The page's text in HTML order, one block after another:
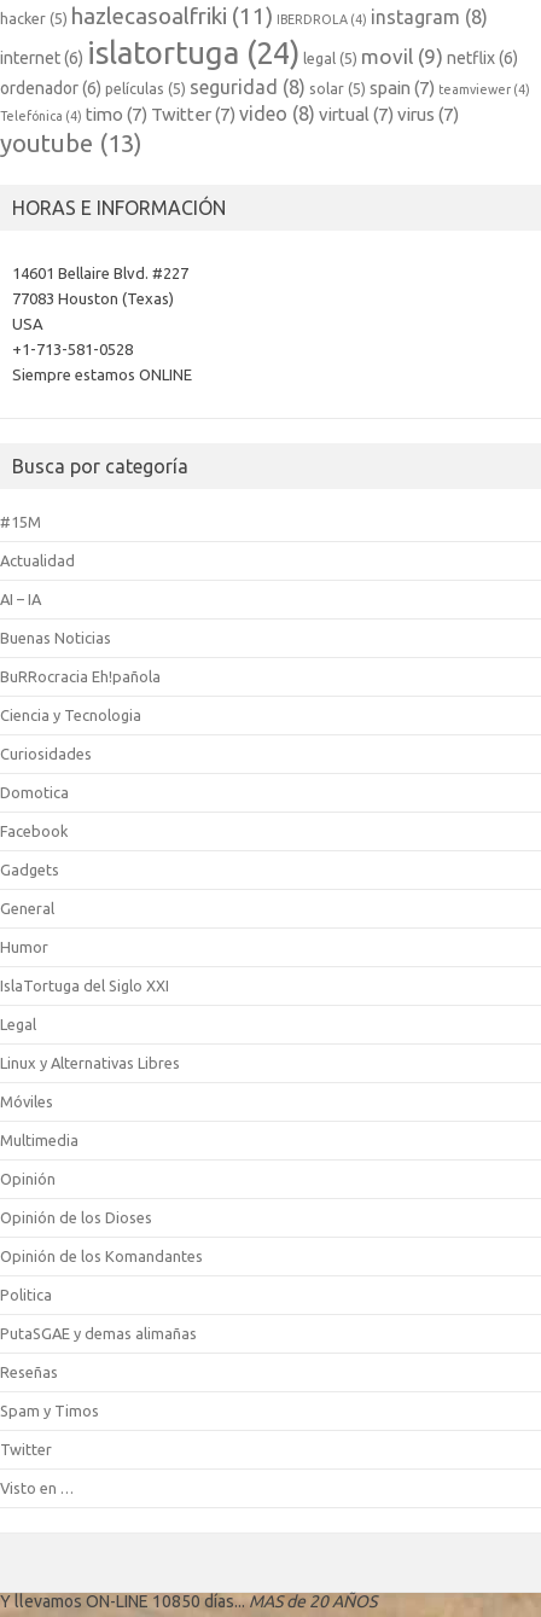
hacker (5) hazlecasoalfriki (11) IBERDROLA (4) instagram (8)
internet(6) islatortuga (24) legal (5) movil (9) netflix(6)
ordenador(6) películas (5) seguridad (8) solar (5) spain (7) teamviewer (4)
Telefónica (4) timo (7) Twitter(7) video (8) virtual (7) virus (7)
youtube (13)
HORAS E INFORMACIÓN
14601 Bellaire Blvd. #227
77083 Houston (Texas)
USA
+1-713-581-0528
Siempre estamos ONLINE
Busca por categoría
#15M
Actualidad
AI – IA
Buenas Noticias
BuRRocracia Eh!pañola
Ciencia y Tecnologia
Curiosidades
Domotica
Facebook
Gadgets
General
Humor
IslaTortuga del Siglo XXI
Legal
Linux y Alternativas Libres
Móviles
Multimedia
Opinión
Opinión de los Dioses
Opinión de los Komandantes
Politica
PutaSGAE y demas alimañas
Reseñas
Spam y Timos
Twitter
Visto en …
Y llevamos ON-LINE 10850 días... MAS de 20 AÑOS